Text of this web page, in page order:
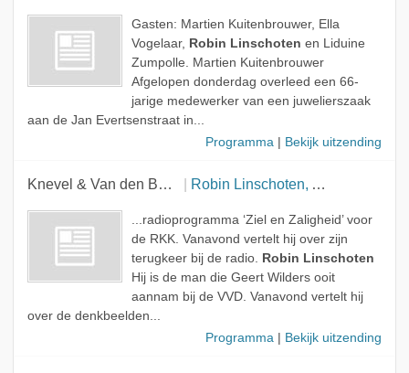
Gasten: Martien Kuitenbrouwer, Ella
Vogelaar, Robin Linschoten en Liduine
Zumpolle. Martien Kuitenbrouwer
Afgelopen donderdag overleed een 66-
jarige medewerker van een juwelierszaak
aan de Jan Evertsenstraat in...
Programma
Bekijk uitzending
Knevel & Van den Brink Robin Linschoten, Antoine Bodar, Naema Tahir en Peter R. de Vries
...radioprogramma ‘Ziel en Zaligheid’ voor
de RKK. Vanavond vertelt hij over zijn
terugkeer bij de radio. Robin Linschoten
Hij is de man die Geert Wilders ooit
aannam bij de VVD. Vanavond vertelt hij
over de denkbeelden...
Programma
Bekijk uitzending